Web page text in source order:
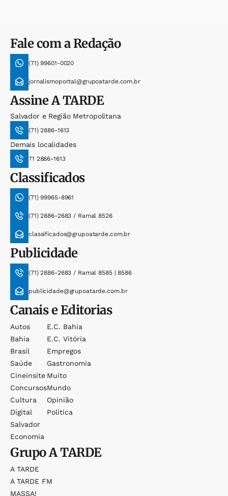
Fale com a Redação
(71) 99601-0020
jornalismoportal@grupoatarde.com.br
AssineA TARDE
Salvador e Região Metropolitana
(71) 2886-1613
Demais localidades
71 2886-1613
Classificados
(71) 99965-8961
(71) 2886-2683 / Ramal 8526
classificados@grupoatarde.com.br
Publicidade
(71) 2886-2683 / Ramal 8585 | 8586
publicidade@grupoatarde.com.br
Canais e Editorias
Autos
Bahia
Brasil
Saúde
Cineinsite
Concursos
Cultura
Digital
Salvador
Economia
E.c. Bahia
E.c. Vitória
Empregos
Gastronomia
Muito
Mundo
Opinião
Política
GrupoA TARDE
A TARDE
A TARDE FM
MASSA!